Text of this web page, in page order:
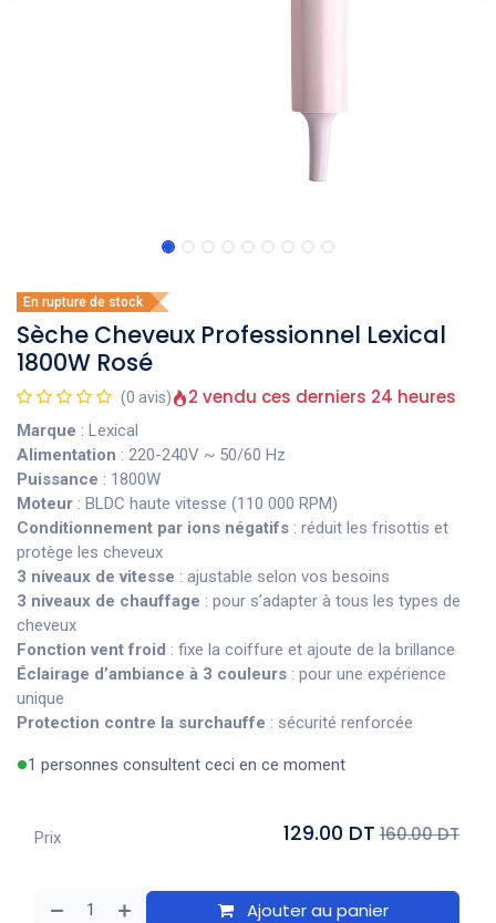
En rupture de stock
Sèche Cheveux Professionnel Lexical
1800W Rosé
(0 avis) 2 vendu ces derniers 24 heures
Marque : Lexical
Alimentation : 220-240V ~ 50/60 Hz
Puissance : 1800W
Moteur : BLDC haute vitesse (110 000 RPM)
Conditionnement par ions négatifs : réduit les frisottis et
protège les cheveux
3 niveaux de vitesse : ajustable selon vos besoins
3 niveaux de chauffage : pour s’adapter à tous les types de
cheveux
Fonction vent froid : fixe la coiffure et ajoute de la brillance
Éclairage d’ambiance à 3 couleurs : pour une expérience
unique
Protection contre la surchauffe : sécurité renforcée
1 personnes consultent ceci en ce moment
Ajouter au panier
Prix 129.00 DT 160.00 DT